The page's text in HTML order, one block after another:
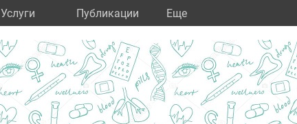
Услуги Публикации Eще